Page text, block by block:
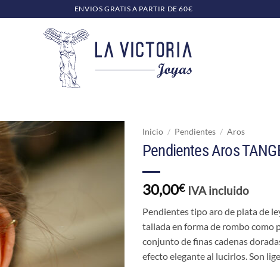
ENVIOS GRATIS A PARTIR DE 60€
Inicio / Pendientes / Aros
Pendientes Aros
30,00€ IVA incluido
Pendientes tipo aro de plata de
tallada en forma de rombo como
conjunto de finas cadenas
efecto elegante al lucirlos. Son